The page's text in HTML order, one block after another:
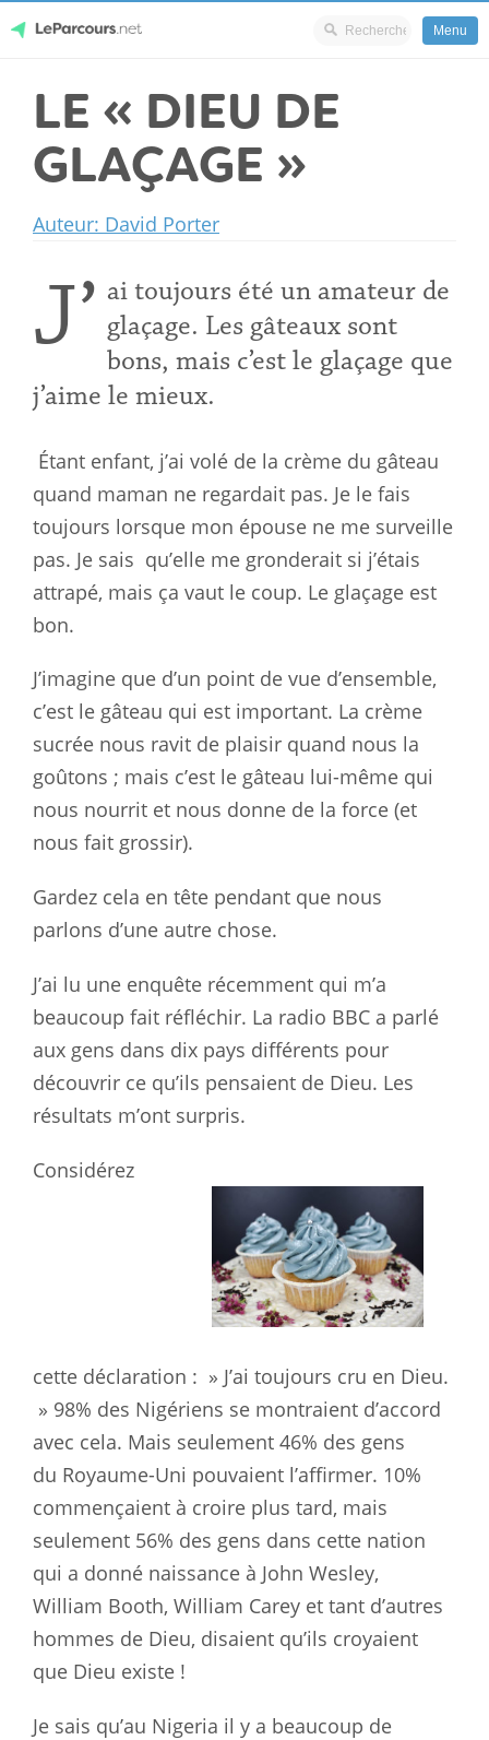
content
LeParcours.net
Menu
LE « DIEU DE
GLAÇAGE »
Auteur: David Porter
J’ ai toujours été un amateur de
glaçage. Les gâteaux sont
bons, mais c’estle glaçage que
j’aime le mieux.
Étant enfant, j’ai volé de la crème du gâteau
quand maman ne regardait pas. Je le fais
toujours lorsque mon épouse ne me surveille
pas. Je sais qu’elle me gronderait si j’étais
attrapé, mais ça vaut le coup. Le glaçage est
bon.
J’imagine que d’un point de vue d’ensemble,
c’est le gâteau qui est important. La crème
sucrée nous ravit de plaisir quand nous la
goûtons ; mais c’est le gâteau lui-même qui
nous nourrit et nous donne de la force (et
nous fait grossir).
Gardez cela en tête pendant que nous
parlons d’une autre chose.
J’ai lu une enquête récemment qui m’a
beaucoup fait réfléchir. La radio BBC a parlé
aux gens dans dix pays différents pour
découvrir ce qu’ils pensaient de Dieu. Les
résultats m’ont surpris.
Considérez
cette déclaration : » J’ai toujours cru en Dieu.
» 98% des Nigériens se montraient d’accord
avec cela. Mais seulement 46% des gens
du Royaume-Uni pouvaient l’affirmer. 10%
commençaient à croire plus tard, mais
seulement 56% des gens dans cette nation
qui a donné naissance à John Wesley,
William Booth, William Carey et tant d’autres
hommes de Dieu, disaient qu’ils croyaient
que Dieu existe !
Je sais qu’au Nigeria il y a beaucoup de